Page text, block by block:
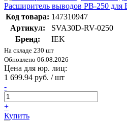
Расширитель выводов РВ-250
Код товара: 147310947
Артикул:
SVA30D-RV-0250
Бренд:
IEK
На складе 230 шт
Обновлено 06.08.2026
Цена для юр. лиц:
1 699.94 руб. / шт
-
+
Купить